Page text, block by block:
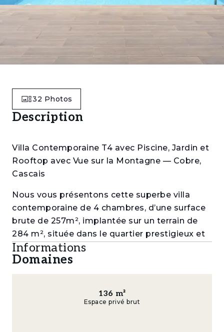
32 Photos
Description
Villa Contemporaine T4 avec Piscine, Jardin et
Rooftop avec Vue sur la Montagne — Cobre,
Cascais
Nous vous présentons cette superbe villa
contemporaine de 4 chambres, d’une surface
brute de 257m², implantée sur un terrain de
284 m², située dans le quartier prestigieux et
paisible de Cobre, à Cascais.
maison s’organise harmonieusement sur trois
niveaux, offrant un cadre de vie confortable,
Informations
Domaines
136 m²
Espace privé brut